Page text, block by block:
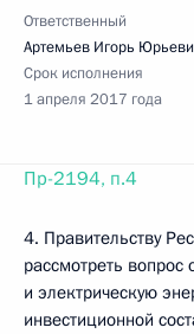
Ответственный
Артемьев Игорь
Срок исполнения
1 апреля 2017 года
Пр-2194, п.4
4. Правительству
рассмотреть
и электрическую
инвестиционной